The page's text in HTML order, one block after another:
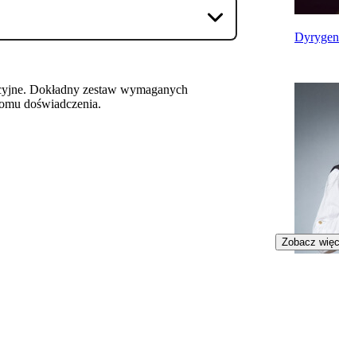
Dokładny zestaw wymaganych
doświadczenia.
Zobacz